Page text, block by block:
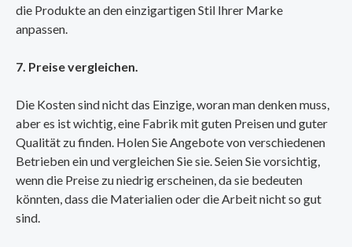
die Produkte an den einzigartigen Stil Ihrer Marke
anpassen.
7. Preise vergleichen.
Die Kosten sind nicht das Einzige, woran man denken muss,
aber es ist wichtig, eine Fabrik mit guten Preisen und guter
Qualität zu finden. Holen Sie Angebote von verschiedenen
Betrieben ein und vergleichen Sie sie. Seien Sie vorsichtig,
wenn die Preise zu niedrig erscheinen, da sie bedeuten
könnten, dass die Materialien oder die Arbeit nicht so gut
sind.